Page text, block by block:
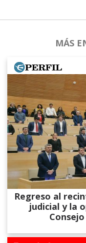
MÁS
Regreso al
judicial y la